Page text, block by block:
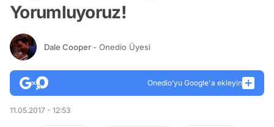
Yorumluyoruz!
Dale Cooper - Onedio Üyesi
Onedio’yu Google'a ekleyin
11.05.2017 - 12:53